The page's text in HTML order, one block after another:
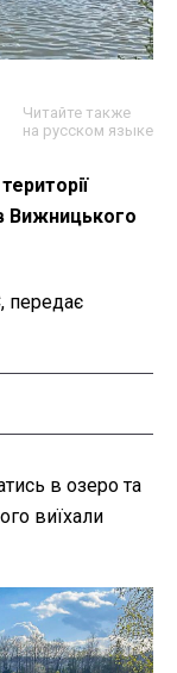
Читайте также
на русском языке
Вижницького
передає
в озеро та
виїхали